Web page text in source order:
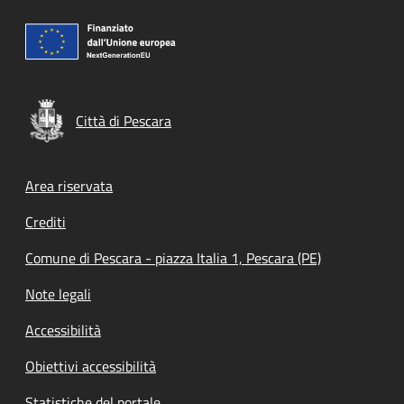
Città di Pescara
Footer menu
Area riservata
Crediti
Comune di Pescara - piazza Italia 1, Pescara (PE)
Note legali
Accessibilità
Obiettivi accessibilità